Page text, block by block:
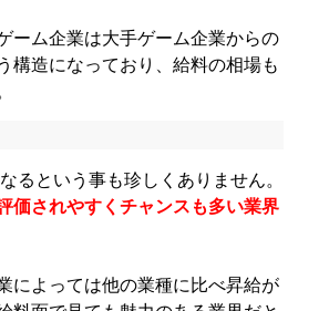
ーム企業は大手ゲーム企業からの
構造になっており、給料の相場も
という事も珍しくありません。
価されやすくチャンスも多い業界
によっては他の業種に比べ昇給が